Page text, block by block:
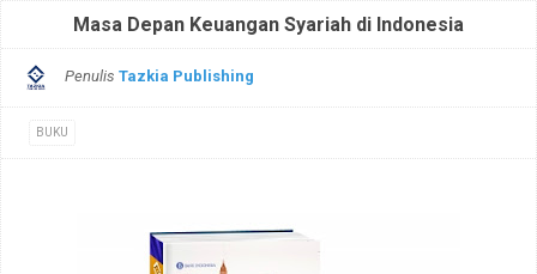
Masa Depan Keuangan Syariah di Indonesia
Penulis Tazkia Publishing
BUKU